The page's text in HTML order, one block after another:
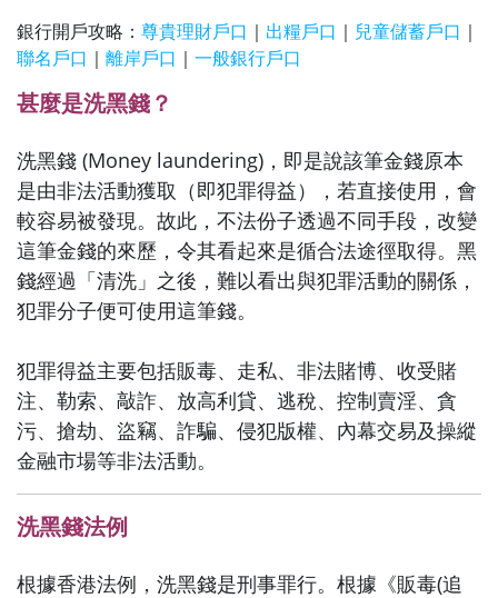
銀行開戶攻略： 尊貴理財戶口 ｜ 出糧戶口 ｜ 兒童儲蓄戶口 ｜
聯名戶口 ｜ 離岸戶口 ｜ 一般銀行戶口
甚麼是洗黑錢？
洗黑錢 (Money laundering)，即是說該筆金錢原本
是由非法活動獲取（即犯罪得益），若直接使用，會
較容易被發現。故此，不法份子透過不同手段，改變
這筆金錢的來歷，令其看起來是循合法途徑取得。黑
錢經過「清洗」之後，難以看出與犯罪活動的關係，
犯罪分子便可使用這筆錢。
犯罪得益主要包括販毒、走私、非法賭博、收受賭
注、勒索、敲詐、放高利貸、逃稅、控制賣淫、貪
污、搶劫、盜竊、詐騙、侵犯版權、內幕交易及操縱
金融市場等非法活動。
洗黑錢法例
根據香港法例，洗黑錢是刑事罪行。根據《販毒(追